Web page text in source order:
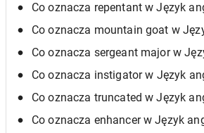
Co oznacza repentant w Język
Co oznacza mountain goat w
Co oznacza sergeant major w
Co oznacza instigator w Język
Co oznacza truncated w Język
Co oznacza enhancer w Język